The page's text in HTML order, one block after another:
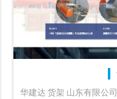
华建达 货架 山东有限公